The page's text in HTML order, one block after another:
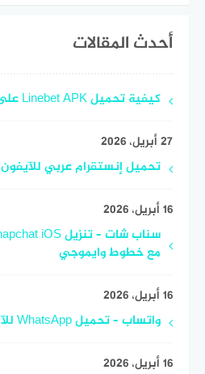
أحدث المقالات
كيفية تحميل Linebet APK على Android خطوة بخطوة
27 أبريل، 2026
تحميل إنستقرام عربي للآيفون 2026 الرسمي اخر إصدار
16 أبريل، 2026
مع خطوط وايموجي
16 أبريل، 2026
واتساب – تحميل WhatsApp للآيفون 2026 آخر إصدار
16 أبريل، 2026